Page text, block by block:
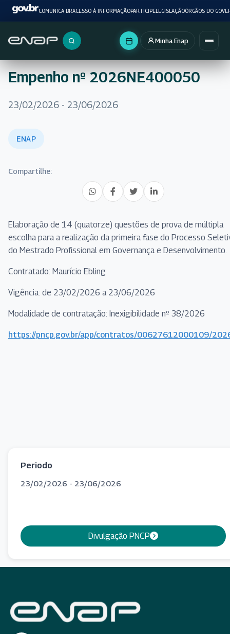
COMUNICA BRACESSO À INFORMAÇÃOPARTICIPELEGISLAÇÃOÓRGÃOS DO
Buscar no portal
Minha Enap
Empenho nº 2026NE400050
23/02/2026 - 23/06/2026
ENAP
Compartilhe:
Elaboração de 14 (quatorze) questões de prova de múltipla
escolha para a realização da primeira fase do Processo
do Mestrado Profissional em Governança e Desenvolvimento.
Contratado: Maurício Ebling
Vigência: de 23/02/2026 a 23/06/2026
Modalidade de contratação: Inexigibilidade nº 38/2026
https://pncp.gov.br/app/contratos/00627612000109/
Periodo
23/02/2026 - 23/06/2026
Divulgação PNCP